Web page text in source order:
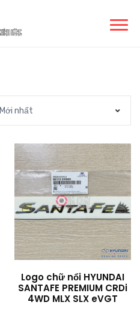
Mới nhất
Logo chữ nổi HYUNDAI
SANTAFE PREMIUM CRDi
4WD MLX SLX eVGT